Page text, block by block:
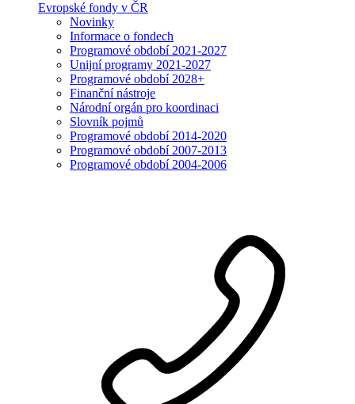
Evropské fondy v ČR
Novinky
Informace o fondech
Programové období 2021-2027
Unijní programy 2021-2027
Programové období 2028+
Finanční nástroje
Národní orgán pro koordinaci
Slovník pojmů
Programové období 2014-2020
Programové období 2007-2013
Programové období 2004-2006